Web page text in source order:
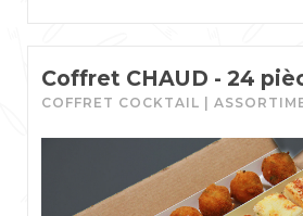
Coffret CHAUD - 24
COFFRET COCKTAIL |